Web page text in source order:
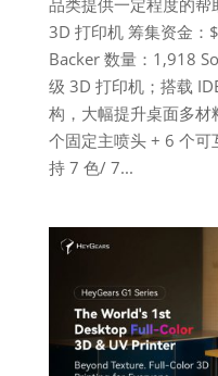
3D 打印机 筹集资金：
Backer 数量：1,918
级 3D 打印机；搭载
构，大幅提升桌面多材
个固定主喷头 + 6 个
持 7 色/ 7...